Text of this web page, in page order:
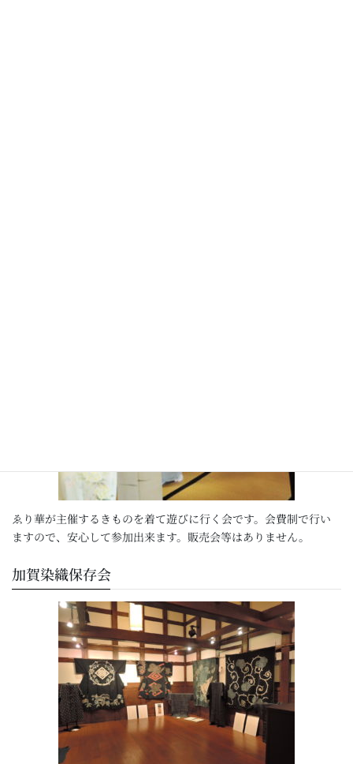
ゑり華が主催するきものを着て遊びに行く会です。会費制で行い
ますので、安心して参加出来ます。販売会等はありません。
加賀染織保存会